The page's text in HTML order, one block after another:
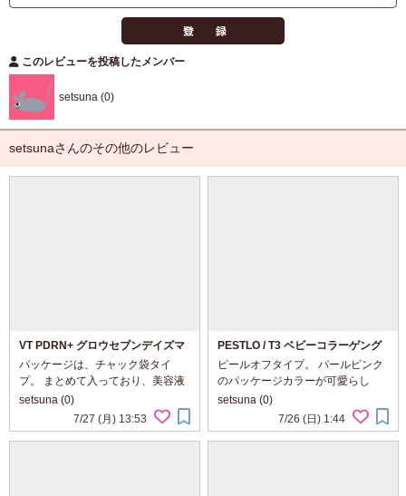
このレビューを投稿したメンバー
setsuna (0)
setsunaさんのその他のレビュー
VT PDRN+ グロウセブンデイズマ
スク
パッケージは、チャック袋タイ
プ。 まとめて入っており、美容液
たっぷりでひたひた～。 パッケー
ジカラーは、さわやかな水色系で
私好み。 色からもうるおいやみ
setsuna (0)
7/27 (月) 13:53
PESTLO / T3 ベビーコラーゲング
ローマスク
ピールオフタイプ。 パールピンク
のパッケージカラーが可愛らし
い。 中身は、白くややねっちょり
としたテクスチャー。 すっとのび
て、ピタッとフィットするような
setsuna (0)
7/26 (日) 1:44